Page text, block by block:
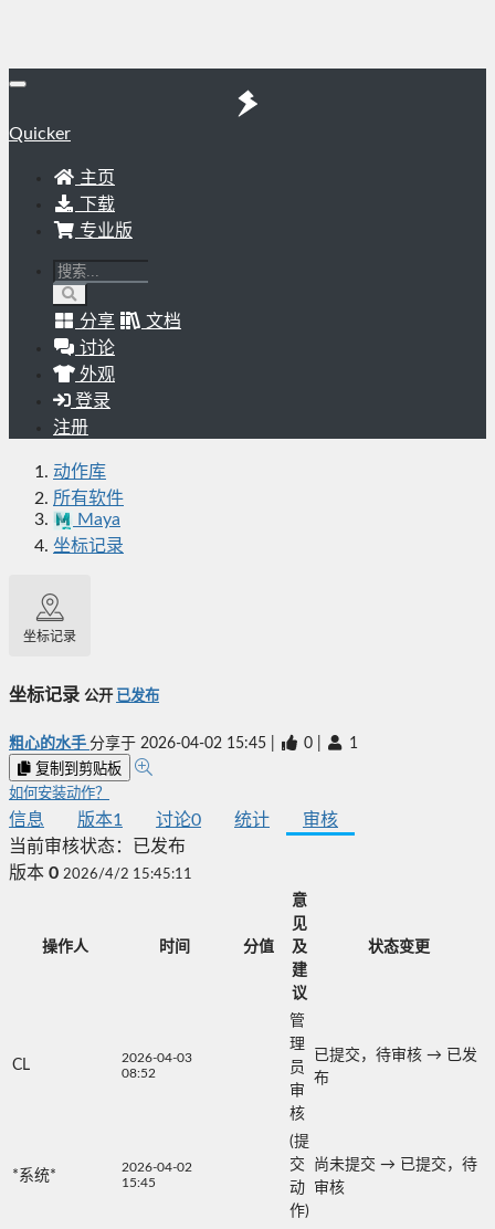
Quicker
主页
下载
专业版
分享
文档
讨论
外观
登录
注册
动作库
所有软件
Maya
坐标记录
坐标记录
坐标记录 公开 已发布
粗心的水手 分享于 2026-04-02 15:45 0 1
复制到剪贴板
如何安装动作？
信息 版本1 讨论0 统计
审核
当前审核状态：
已发布
版本 0 2026/4/2 15:45:11
操作人 时间 分值
意
见
及
建
议
状态变更
CL
2026-04-03
08:52
管
理
员
审
核
已提交，待审核 → 已发
布
*系统*
2026-04-02
15:45
(提
交
动
作)
尚未提交 → 已提交，待
审核